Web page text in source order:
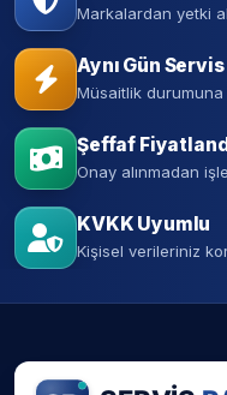
Markalardan yetki
Aynı Gün Servis
Müsaitlik
Şeffaf
Onay alınmadan
KVKK Uyumlu
Kişisel verileriniz